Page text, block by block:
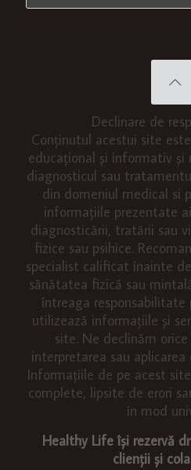
Declinare de
Conținutul acestui site
educațional și informativ și
diagnosticul sau
din domeniul medical si
informațiile prezentate
diagnosticării, tratării sau
fizice sau psihice.
specialist calificat înainte
sănătatea fizică sau
întreaga
utilizează informațiile și
site. Ne declinăm
interpretarea sau
Informațiile de pe acest
complete, lipsite de erori
în mod
Healthy Life își rezervă
clienții și